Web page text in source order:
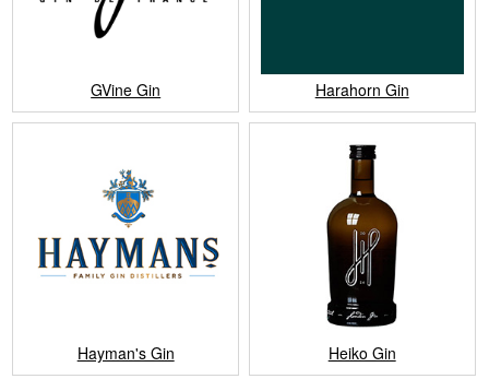
GVine Gin Harahorn Gin
Hayman's Gin Heiko Gin